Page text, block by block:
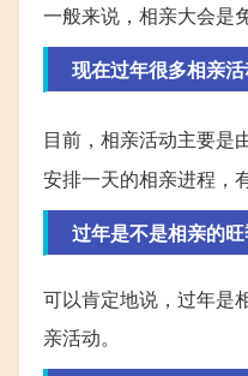
一般来说，相亲大会是
现在过年很多相亲
目前，相亲活动主要是
安排一天的相亲进程，
过年是不是相亲的
可以肯定地说，过年是
亲活动。